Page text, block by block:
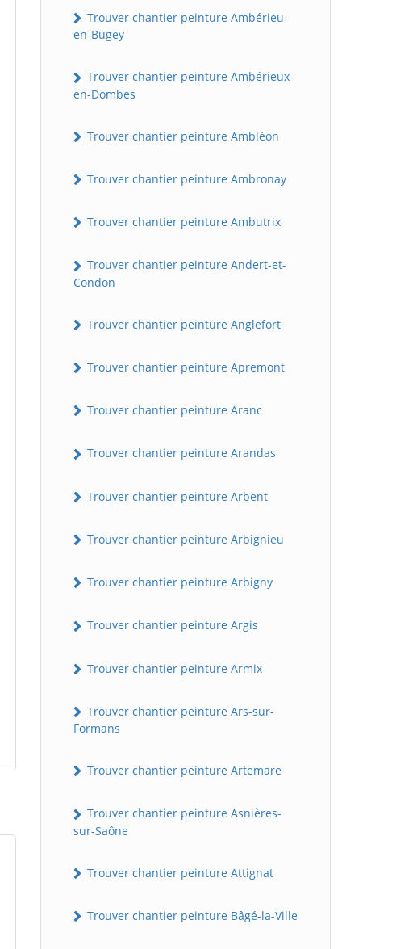
Trouver chantier peinture Ambérieu-
en-Bugey
Trouver chantier peinture Ambérieux-
en-Dombes
Trouver chantier peinture Ambléon
Trouver chantier peinture Ambronay
Trouver chantier peinture Ambutrix
Trouver chantier peinture Andert-et-
Condon
Trouver chantier peinture Anglefort
Trouver chantier peinture Apremont
Trouver chantier peinture Aranc
Trouver chantier peinture Arandas
Trouver chantier peinture Arbent
Trouver chantier peinture Arbignieu
Trouver chantier peinture Arbigny
Trouver chantier peinture Argis
Trouver chantier peinture Armix
Trouver chantier peinture Ars-sur-
Formans
Trouver chantier peinture Artemare
Trouver chantier peinture Asnières-
sur-Saône
Trouver chantier peinture Attignat
Trouver chantier peinture Bâgé-la-Ville